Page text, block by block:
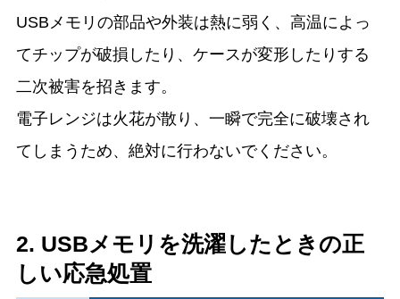
USBメモリの部品や外装は熱に弱く、高温によっ
てチップが破損したり、ケースが変形したりする
二次被害を招きます。
電子レンジは火花が散り、一瞬で完全に破壊され
てしまうため、絶対に行わないでください。
2. USBメモリを洗濯したときの正
しい応急処置